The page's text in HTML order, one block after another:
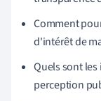
Comment
d'intérêt de
Quels sont
perception